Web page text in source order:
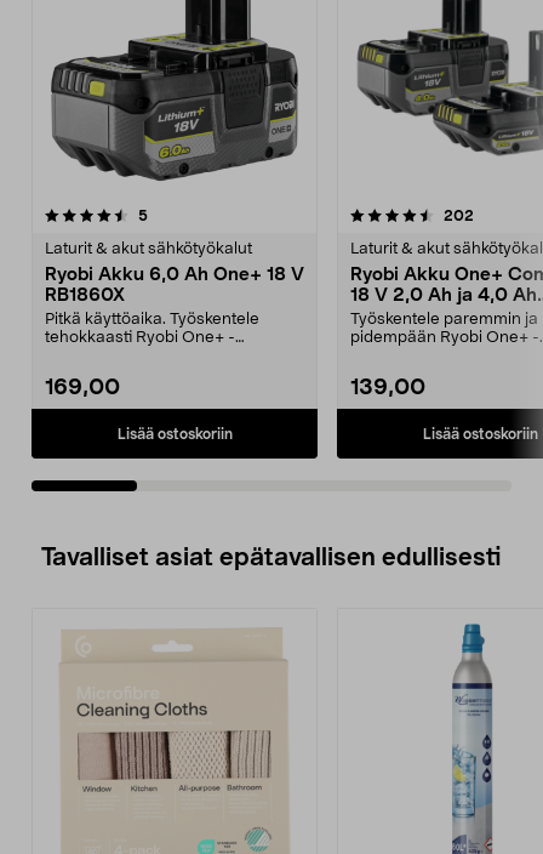
5arvostelut
Laturit & akut sähkötyökalut
Ryobi Akku 6,0 Ah One+ 18 V
RB1860X
Pitkä käyttöaika. Työskentele
tehokkaasti Ryobi One+ -
169,00
Lisää ostoskoriin
4.5viidestä
202
Laturit & akut
Ryobi Akku One+
18 V 2,0 Ah ja 4,0 Ah
RB18242X
Työskentele paremmin ja
pidempään Ryobi One+ -
139,00
Lisää ostoskoriin
4.0viidestä
Tavalliset asiat epätavallisen edullisesti